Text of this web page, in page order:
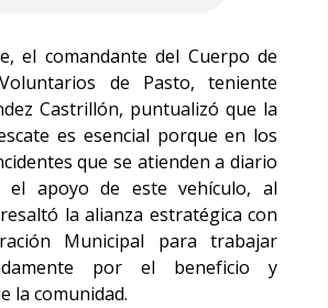
el comandante del Cuerpo de
de Pasto, teniente
Castrillón, puntualizó que la
es esencial porque en los
que se atienden a diario
el apoyo de este vehículo, al
la alianza estratégica con
Municipal para trabajar
por el beneficio y
la comunidad.